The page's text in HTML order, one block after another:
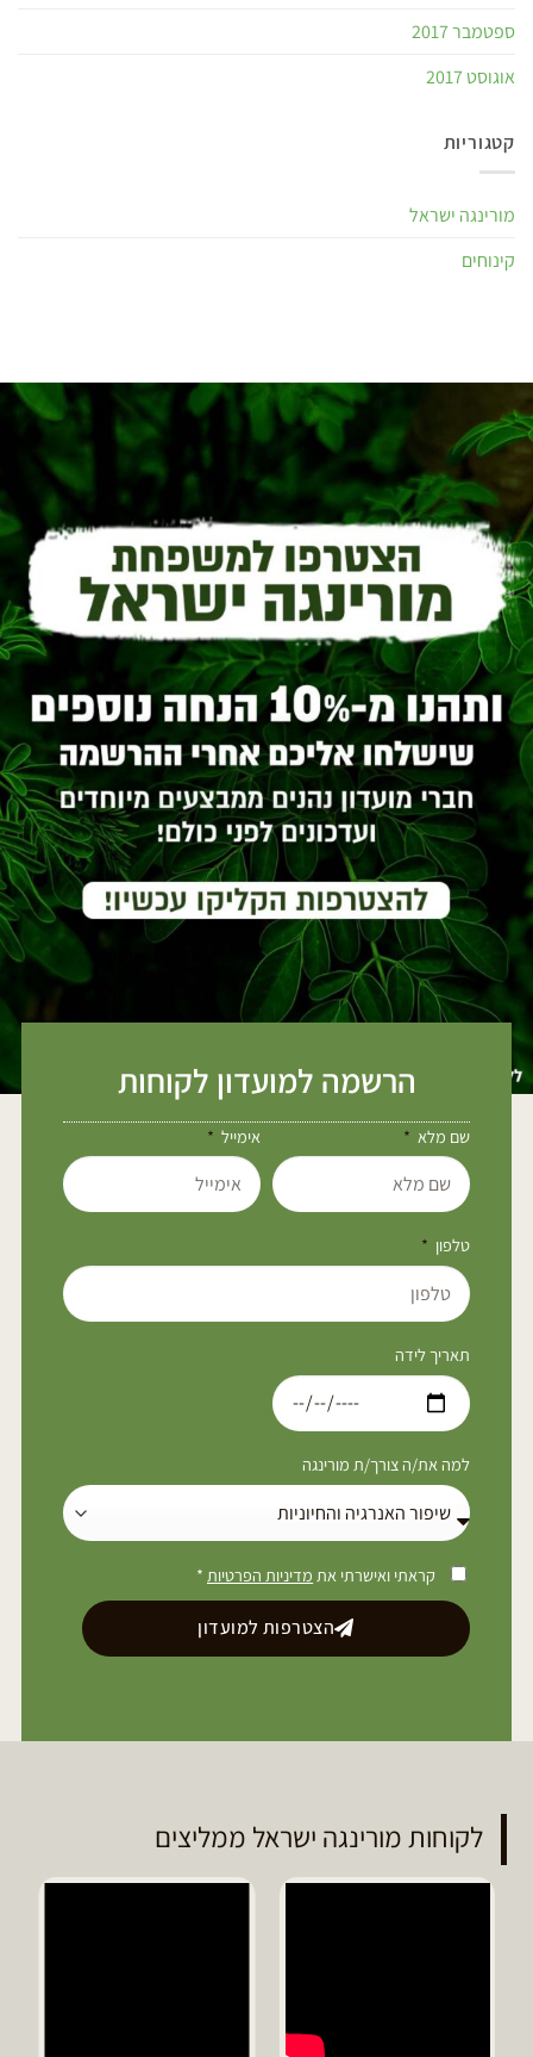
ספטמבר 2017
אוגוסט 2017
קטגוריות
מורינגה ישראל
קינוחים
הרשמה למועדון לקוחות
שם מלא אימייל
טלפון
תאריך לידה
למה את/ה צורך/ת מורינגה
קראתי ואישרתי את מדיניות הפרטיות *
הצטרפות למועדון
לקוחות מורינגה ישראל ממליצים